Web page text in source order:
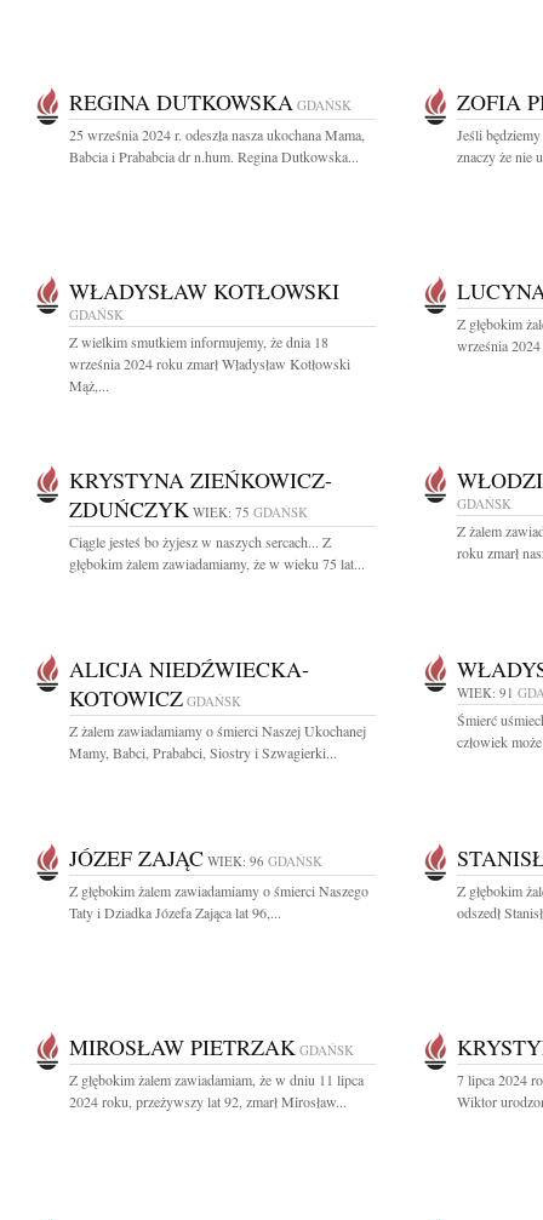
REGINA DUTKOWSKA GDAŃSK
25 września 2024 r. odeszła nasza ukochana Mama,
Babcia i Prababcia dr n.hum. Regina Dutkowska...
ZOFIA
Jeśli
znaczy że nie
WŁADYSŁAW KOTŁOWSKI
GDAŃSK
Z wielkim smutkiem informujemy, że dnia 18
września 2024 roku zmarł Władysław Kotłowski
Mąż,...
Z głębokim
września 2024
KRYSTYNA ZIEŃKOWICZ-
ZDUŃCZYK WIEK: 75 GDAŃSK
Ciągle jesteś bo żyjesz w naszych sercach... Z
głębokim żalem zawiadamiamy, że w wieku 75 lat...
GDAŃSK
Z żalem
roku zmarł
ALICJA NIEDŹWIECKA-
KOTOWICZ GDAŃSK
Z żalem zawiadamiamy o śmierci Naszej Ukochanej
Mamy, Babci, Prababci, Siostry i Szwagierki...
WIEK: 91
Śmierć
człowiek
JÓZEF ZAJĄC WIEK: 96 GDAŃSK
Z głębokim żalem zawiadamiamy o śmierci Naszego
Taty i Dziadka Józefa Zająca lat 96,...
Z głębokim
odszedł
MIROSŁAW PIETRZAK GDAŃSK
Z głębokim żalem zawiadamiam, że w dniu 11 lipca
2024 roku, przeżywszy lat 92, zmarł Mirosław...
7 lipca 2024
Wiktor